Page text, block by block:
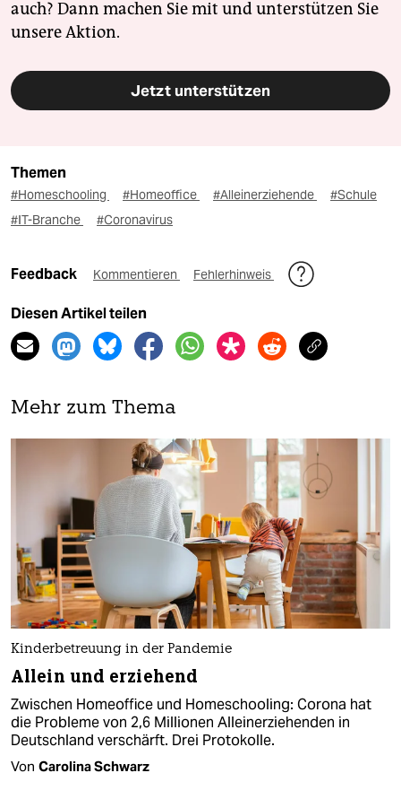
auch? Dann machen Sie mit und unterstützen Sie
unsere Aktion.
Jetzt unterstützen
Themen
#Homeschooling #Homeoffice #Alleinerziehende
#Schule
#IT-Branche
#Coronavirus
Feedback Kommentieren Fehlerhinweis
Diesen Artikel teilen
Mehr zum Thema
Kinderbetreuung in der Pandemie
Allein und erziehend
Zwischen Homeoffice und Homeschooling: Corona hat
die Probleme von 2,6 Millionen Alleinerziehenden in
Deutschland verschärft. Drei Protokolle.
Von Carolina Schwarz